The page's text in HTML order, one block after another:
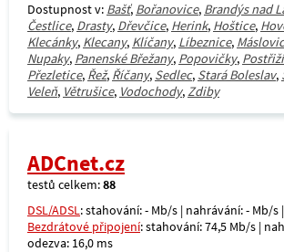
Dostupnost v: Bašť, Bořanovice, Brandýs nad
Čestlice, Drasty, Dřevčice, Herink, Hoštice,
Klecánky, Klecany, Klíčany, Líbeznice,
Nupaky, Panenské Břežany, Popovičky,
Přezletice, Řež, Říčany, Sedlec, Stará Boleslav,
Veleň, Větrušice, Vodochody,Zdiby
ADCnet.cz
testů celkem:88
DSL/ADSL: stahování: - Mb/s | nahrávání: - Mb/s
Bezdrátové připojení: stahování: 74,5 Mb/s |
odezva: 16,0 ms